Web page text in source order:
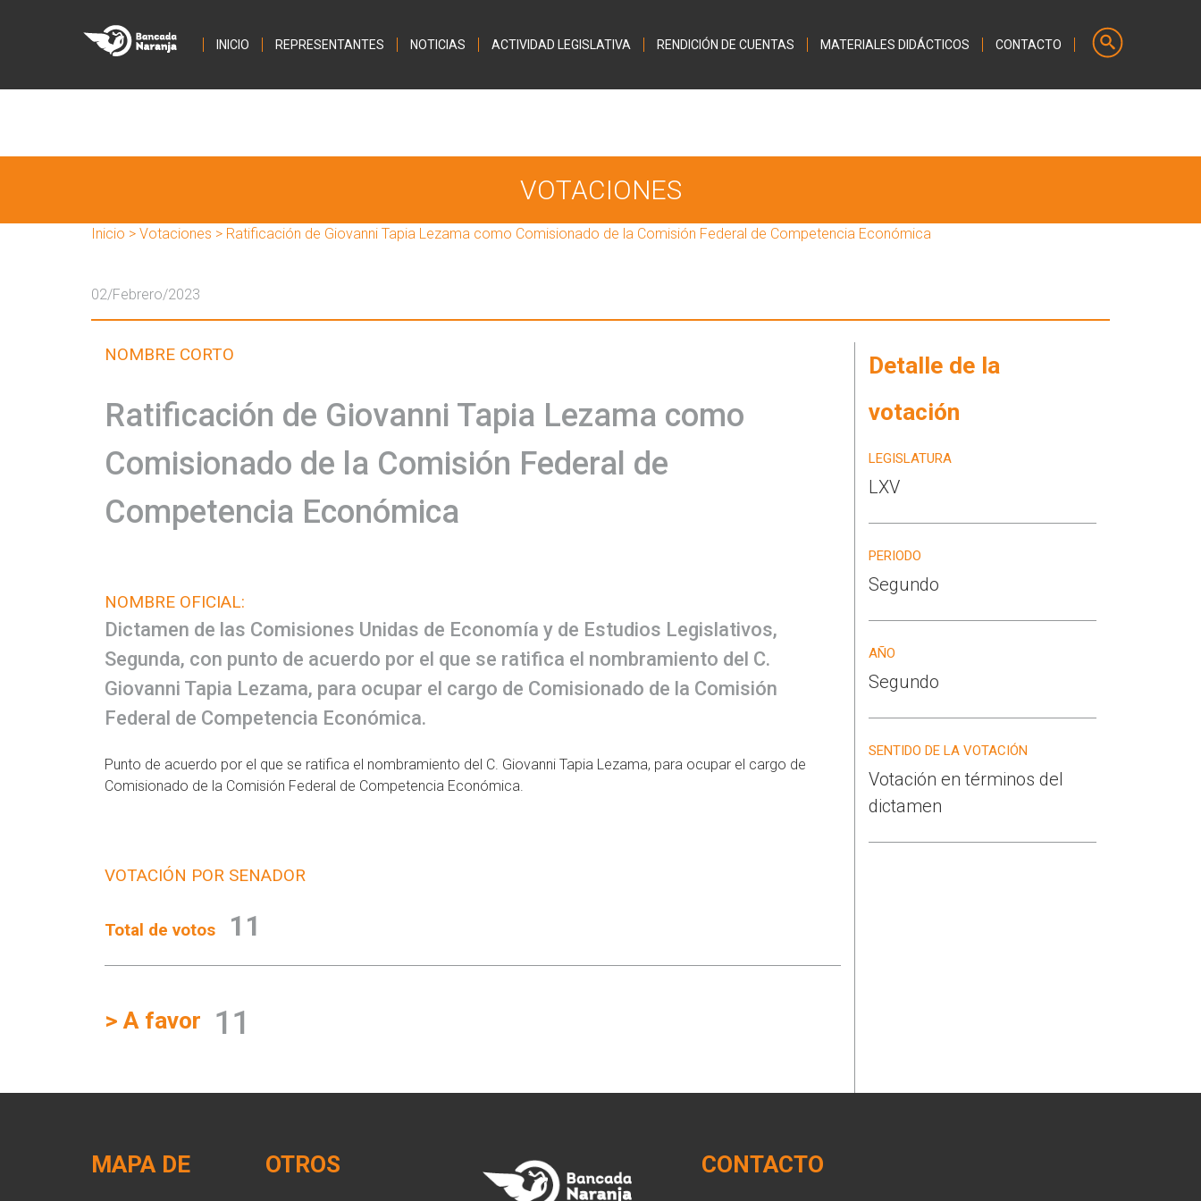
INICIO REPRESENTANTES NOTICIAS ACTIVIDAD LEGISLATIVA RENDICIÓN DE CUENTAS MATERIALES DIDÁCTICOS CONTACTO
VOTACIONES
Inicio > Votaciones > Ratificación de Giovanni Tapia Lezama como Comisionado de la Comisión Federal de Competencia Económica
02/Febrero/2023
NOMBRE CORTO
Ratificación de Giovanni Tapia Lezama como
Comisionado de la Comisión Federal de
Competencia Económica
NOMBRE OFICIAL:
Dictamen de las Comisiones Unidas de Economía y de Estudios Legislativos,
Segunda, con punto de acuerdo por el que se ratifica el nombramiento del C.
Giovanni Tapia Lezama, para ocupar el cargo de Comisionado de la Comisión
Federal de Competencia Económica.
Punto de acuerdo por el que se ratifica el nombramiento del C. Giovanni Tapia Lezama, para ocupar el cargo de
Comisionado de la Comisión Federal de Competencia Económica.
VOTACIÓN POR SENADOR
Total de votos 11
> A favor 11
Detalle de la
votación
LEGISLATURA
LXV
PERIODO
Segundo
AÑO
Segundo
SENTIDO DE LA VOTACIÓN
Votación en términos del
dictamen
MAPA DE
OTROS
CONTACTO